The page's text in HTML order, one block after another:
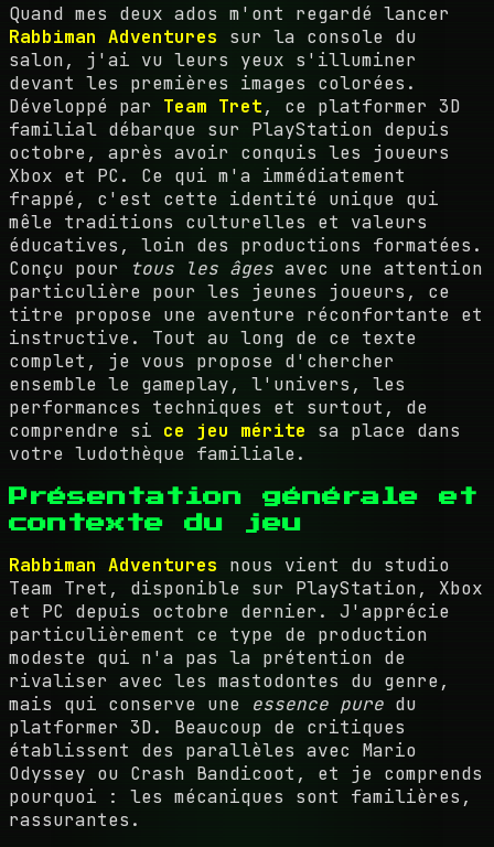
Quand mes deux ados m'ont regardé lancer
Rabbiman Adventures sur la console du
salon, j'ai vu leurs yeux s'illuminer
devant les premières images colorées.
Développé par Team Tret, ce platformer 3D
familial débarque sur PlayStation depuis
octobre, après avoir conquis les joueurs
Xbox et PC. Ce qui m'a immédiatement
frappé, c'est cette identité unique qui
mêle traditions culturelles et valeurs
éducatives, loin des productions formatées.
Conçu pour
tous les âges avec une attention
particulière pour les jeunes joueurs, ce
titre propose une aventure réconfortante et
instructive. Tout au long de ce texte
complet, je vous propose d'chercher
ensemble le gameplay, l'univers, les
performances techniques et surtout, de
comprendre si ce jeu mérite sa place dans
votre ludothèque familiale.
Présentation générale et
contexte du jeu
Rabbiman Adventures nous vient du studio
Team Tret, disponible sur PlayStation, Xbox
et PC depuis octobre dernier. J'apprécie
particulièrement ce type de production
modeste qui n'a pas la prétention de
rivaliser avec les mastodontes du genre,
mais qui conserve une essence pure du
platformer 3D. Beaucoup de critiques
établissent des parallèles avec Mario
Odyssey ou Crash Bandicoot, et je comprends
pourquoi : les mécaniques sont familières,
rassurantes.